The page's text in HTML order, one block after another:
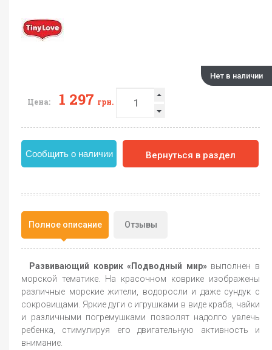
Нет в наличии
Цена: 1 297 грн.
Сообщить о наличии Вернуться в раздел
Полное описание Отзывы
Развивающий коврик «Подводный мир»выполнен в
морской тематике. На красочном коврике изображены
различные морские жители, водоросли и даже сундук с
сокровищами. Яркие дуги с игрушками в виде краба, чайки
и различными погремушками позволят надолго увлечь
ребенка, стимулируя его двигательную активность и
внимание.